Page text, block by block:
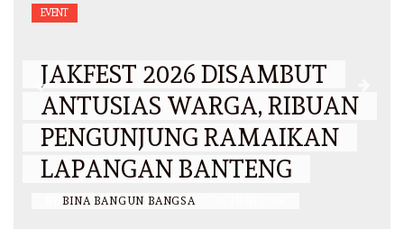
EVENT
JAKFEST 2026 DISAMBUT
ANTUSIAS WARGA, RIBUAN
PENGUNJUNG RAMAIKAN
LAPANGAN BANTENG
BINA BANGUN BANGSA